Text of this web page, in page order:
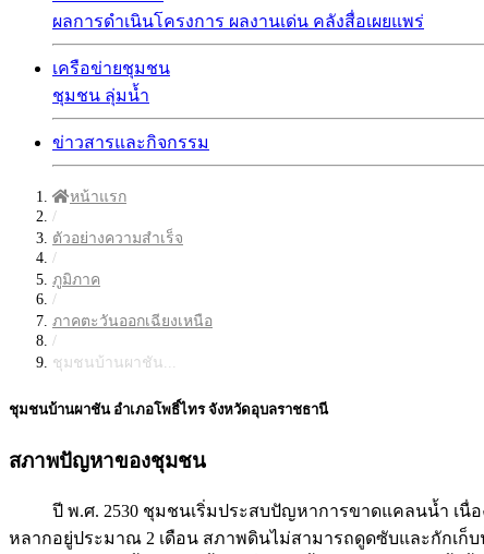
ผลการดำเนินโครงการ ผลงานเด่น คลังสื่อเผยแพร่
เครือข่ายชุมชน
ชุมชน ลุ่มน้ำ
ข่าวสารและกิจกรรม
หน้าแรก
/
ตัวอย่างความสำเร็จ
/
ภูมิภาค
/
ภาคตะวันออกเฉียงเหนือ
/
ชุมชนบ้านผาชัน...
ชุมชนบ้านผาชัน อำเภอโพธิ์ไทร จังหวัดอุบลราชธานี
สภาพปัญหาของชุมชน
ปี พ.ศ. 2530 ชุมชนเริ่มประสบปัญหาการขาดแคลนน้ำ เนื่
หลากอยู่ประมาณ 2 เดือน สภาพดินไม่สามารถดูดซับและกักเก็